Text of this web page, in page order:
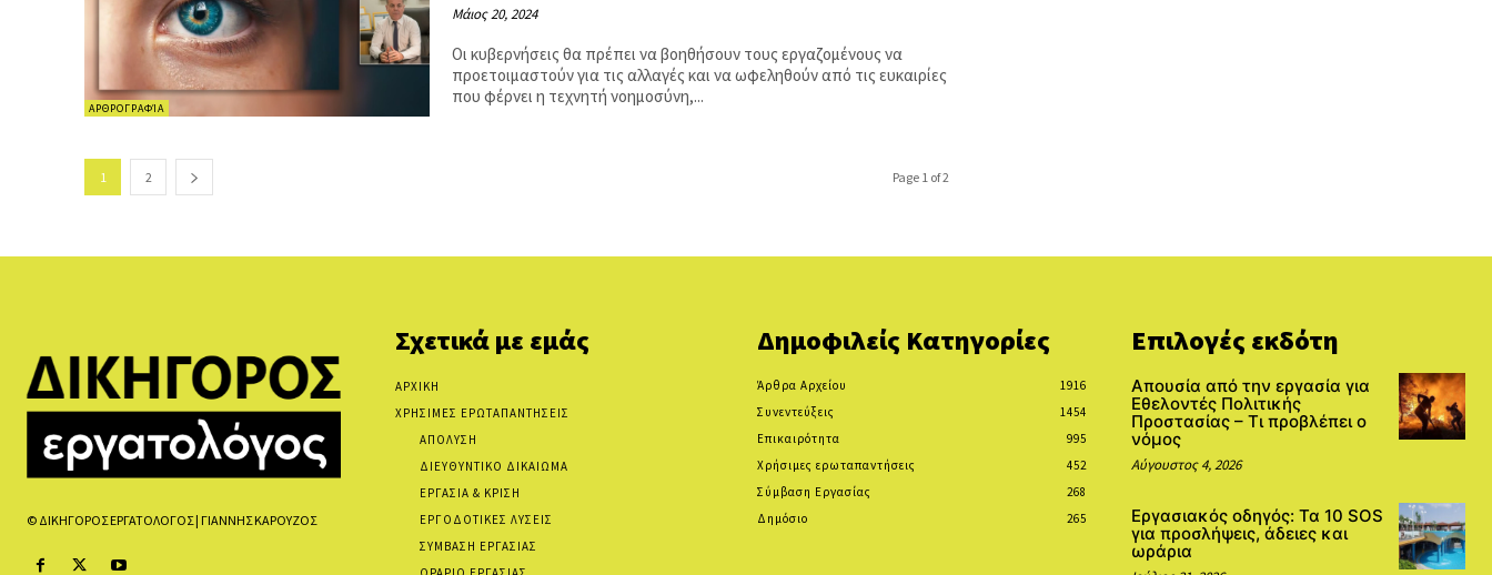
ΑΡΘΡΟΓΡΑΦΊΑ
Μάιος 20, 2024
Οι κυβερνήσεις θα πρέπει να βοηθήσουν τους εργαζομένους να
προετοιμαστούν για τις αλλαγές και να ωφεληθούν από τις ευκαιρίες
που φέρνει η τεχνητή νοημοσύνη,...
1 2 Page 1 of 2
© ΔΙΚΗΓΟΡΟΣ ΕΡΓΑΤΟΛΟΓΟΣ | ΓΙΑΝΝΗΣ ΚΑΡΟΥΖΟΣ
Σχετικά με εμάς
ΑΡΧΙΚΗ
ΧΡΗΣΙΜΕΣ ΕΡΩΤΑΠΑΝΤΗΣΕΙΣ
ΑΠΟΛΥΣΗ
ΔΙΕΥΘΥΝΤΙΚΟ ΔΙΚΑΙΩΜΑ
ΕΡΓΑΣΙΑ & ΚΡΙΣΗ
ΕΡΓΟΔΟΤΙΚΕΣ ΛΥΣΕΙΣ
ΣΥΜΒΑΣΗ ΕΡΓΑΣΙΑΣ
Δημοφιλείς Κατηγορίες
Άρθρα Αρχείου
1916
Συνεντεύξεις
1454
Επικαιρότητα
995
Χρήσιμες ερωταπαντήσεις
452
Σύμβαση Εργασίας
268
Δημόσιο
265
Επιλογές εκδότη
Απουσία από την εργασία για
Εθελοντές Πολιτικής
Προστασίας – Τι προβλέπει ο
νόμος
Αύγουστος 4, 2026
Εργασιακός οδηγός: Τα 10 SOS
για προσλήψεις, άδειες και
ωράρια